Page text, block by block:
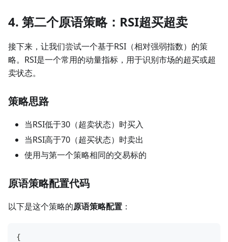
4. 第二个原语策略：RSI超买超卖
接下来，让我们尝试一个基于RSI（相对强弱指数）的策
略。RSI是一个常用的动量指标，用于识别市场的超买或超
卖状态。
策略思路
当RSI低于30（超卖状态）时买入
当RSI高于70（超买状态）时卖出
使用与第一个策略相同的交易标的
原语策略配置代码
以下是这个策略的原语策略配置 ：
{